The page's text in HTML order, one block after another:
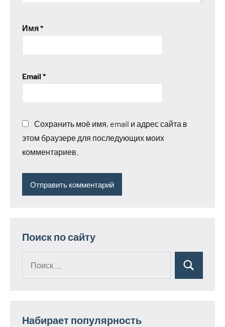
Имя*
Email *
Сохранить моё имя, email и адрес сайта в
этом браузере для последующих моих
комментариев.
Поиск по сайту
Поиск
Набирает популярность